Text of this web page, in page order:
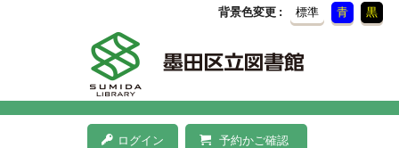
背景色変更 標準 青 黒
ログイン 予約かご確認